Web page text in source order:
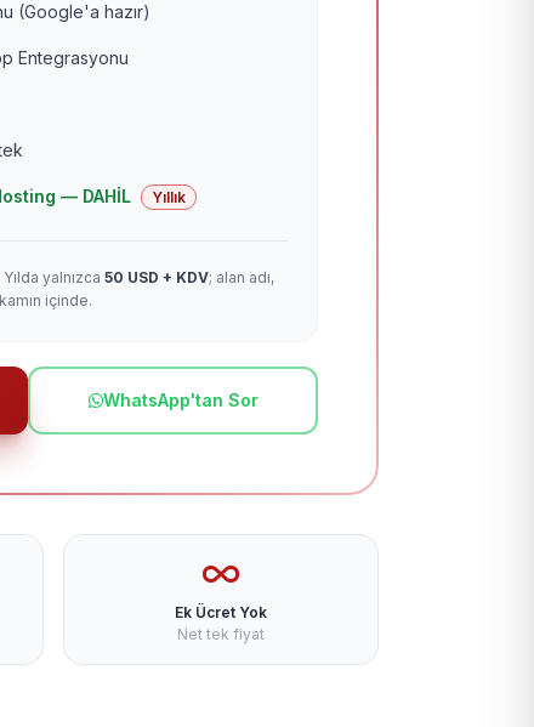
(Google'a hazır)
Entegrasyonu
— DAHİL Yıllık
yalnızca 50 USD + KDV; alan adı,
içinde.
WhatsApp'tan Sor
Ek Ücret Yok
Net tek fiyat